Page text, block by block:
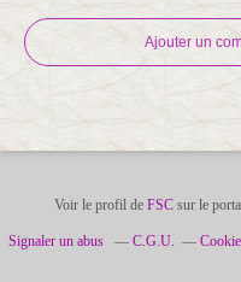
Ajouter un
Voir le profil de FSCsur le
Signaler un abus C.G.U.